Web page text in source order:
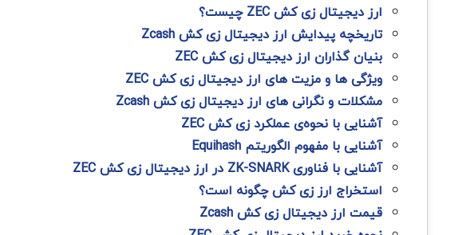
ارز دیجیتال زی کش ZEC چیست؟
تاریخچه پیدایش ارز دیجیتال زی کش Zcash
بنیان گذاران ارز دیجیتال زی کش ZEC
ویژگی ها و مزیت های ارز دیجیتال زی کش ZEC
مشکلات و نگرانی های ارز دیجیتال زی کش Zcash
آشنایی با نحوه‌ی عملکرد زی کش ZEC
آشنایی با مفهوم الگوریتم Equihash
آشنایی با فناوری ZK-SNARK در ارز دیجیتال زی کش ZEC
استخراج ارز زی کش چگونه است؟
قیمت ارز دیجیتال زی کش Zcash